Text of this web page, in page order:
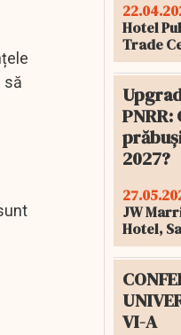
să
Hotel
Trade
PNRR:
2027?
JW
Hotel,
VI-A